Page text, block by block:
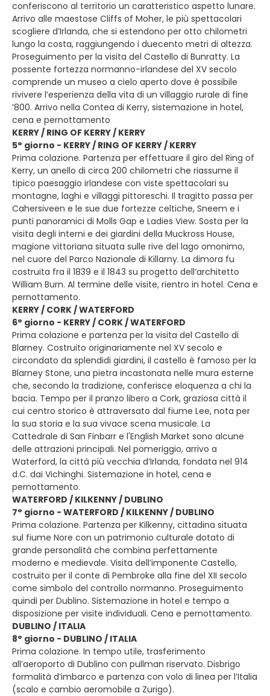
conferiscono al territorio un caratteristico aspetto lunare.
Arrivo alle maestose Cliffs of Moher, le più spettacolari
scogliere d’Irlanda, che si estendono per otto chilometri
lungo la costa, raggiungendo i duecento metri di altezza.
Proseguimento per la visita del Castello di Bunratty. La
possente fortezza normanno-irlandese del XV secolo
comprende un museo a cielo aperto dove è possibile
rivivere l’esperienza della vita di un villaggio rurale di fine
’800. Arrivo nella Contea di Kerry, sistemazione in hotel,
cena e pernottamento
KERRY / RING OF KERRY / KERRY
5° giorno - KERRY / RING OF KERRY / KERRY
Prima colazione. Partenza per effettuare il giro del Ring of
Kerry, un anello di circa 200 chilometri che riassume il
tipico paesaggio irlandese con viste spettacolari su
montagne, laghi e villaggi pittoreschi. Il tragitto passa per
Cahersiveen e le sue due fortezze celtiche, Sneem e i
punti panoramici di Molls Gap e Ladies View. Sosta per la
visita degli interni e dei giardini della Muckross House,
magione vittoriana situata sulle rive del lago omonimo,
nel cuore del Parco Nazionale di Killarny. La dimora fu
costruita fra il 1839 e il 1843 su progetto dell’architetto
William Burn. Al termine delle visite, rientro in hotel. Cena e
pernottamento.
KERRY / CORK / WATERFORD
6° giorno - KERRY / CORK / WATERFORD
Prima colazione e partenza per la visita del Castello di
Blarney. Costruito originariamente nel XV secolo e
circondato da splendidi giardini, il castello è famoso per la
Blarney Stone, una pietra incastonata nelle mura esterne
che, secondo la tradizione, conferisce eloquenza a chi la
bacia. Tempo per il pranzo libero a Cork, graziosa città il
cui centro storico è attraversato dal fiume Lee, nota per
la sua storia e la sua vivace scena musicale. La
Cattedrale di San Finbarr e l'English Market sono alcune
delle attrazioni principali. Nel pomeriggio, arrivo a
Waterford, la città più vecchia d’Irlanda, fondata nel 914
d.C. dai Vichinghi. Sistemazione in hotel, cena e
pernottamento.
WATERFORD / KILKENNY / DUBLINO
7° giorno - WATERFORD / KILKENNY / DUBLINO
Prima colazione. Partenza per Kilkenny, cittadina situata
sul fiume Nore con un patrimonio culturale dotato di
grande personalità che combina perfettamente
moderno e medievale. Visita dell’imponente Castello,
costruito per il conte di Pembroke alla fine del XII secolo
come simbolo del controllo normanno. Proseguimento
quindi per Dublino. Sistemazione in hotel e tempo a
disposizione per visite individuali. Cena e pernottamento.
DUBLINO / ITALIA
8° giorno - DUBLINO / ITALIA
Prima colazione. In tempo utile, trasferimento
all’aeroporto di Dublino con pullman riservato. Disbrigo
formalità d’imbarco e partenza con volo di linea per l’Italia
(scalo e cambio aeromobile a Zurigo).